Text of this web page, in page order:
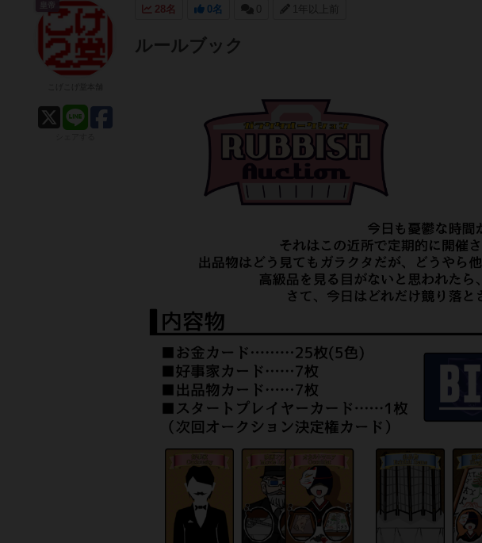
28名 0名 0 1年以上前
ルールブック
皇帝